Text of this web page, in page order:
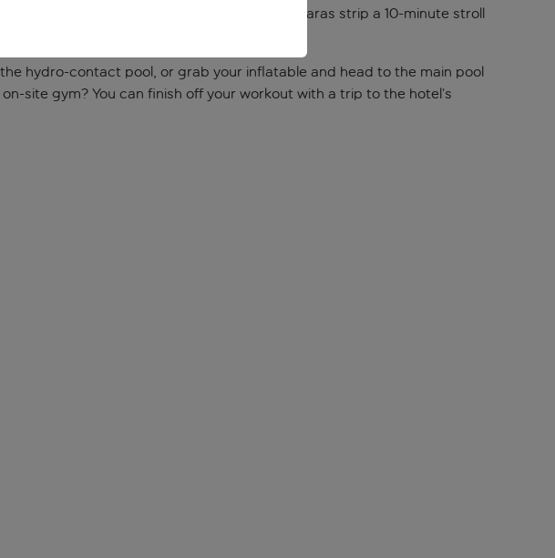
ideal location for sun-seekers. With the Protaras strip a 10-minute stroll
hydro-contact pool, or grab your inflatable and head to the main pool
site gym? You can finish off your workout with a trip to the hotel’s